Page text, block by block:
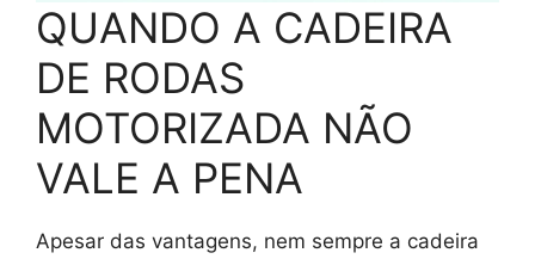
QUANDO A CADEIRA
DE RODAS
MOTORIZADA NÃO
VALE A PENA
Apesar das vantagens, nem sempre a cadeira